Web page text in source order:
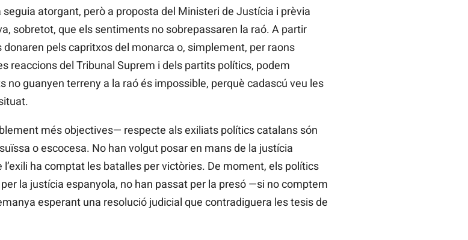
seguia atorgant, però a proposta del Ministeri de Justícia i prèvia
sobretot, que els sentiments no sobrepassaren la raó. A partir
pels capritxos del monarca o, simplement, per raons
reaccions del Tribunal Suprem i dels partits polítics, podem
no guanyen terreny a la raó és impossible, perquè cadascú veu les
més objectives— respecte als exiliats polítics catalans són
o escocesa. No han volgut posar en mans de la justícia
ha comptat les batalles per victòries. De moment, els polítics
la justícia espanyola, no han passat per la presó —si no comptem
esperant una resolució judicial que contradiguera les tesis de